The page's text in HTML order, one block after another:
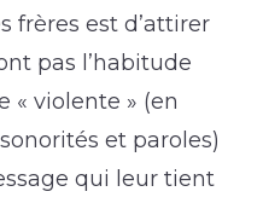
frères est d’attirer
pas l’habitude
« violente » (en
et paroles)
qui leur tient